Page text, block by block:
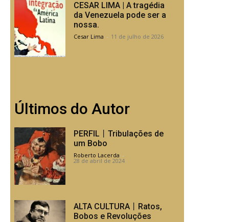
CESAR LIMA | A tragédia
da Venezuela pode ser a
nossa.
Cesar Lima - 11 de julho de 2026
Últimos do Autor
PERFIL丨Tribulações de
um Bobo
Roberto Lacerda -
28 de abril de 2024
ALTA CULTURA丨Ratos,
Bobos e Revoluções